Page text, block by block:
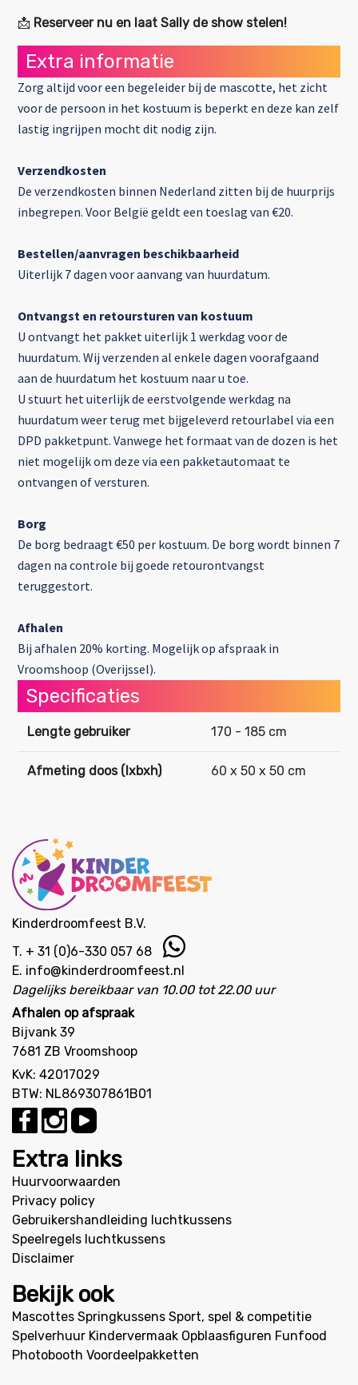
📩 Reserveer nu en laat Sally de show stelen!
Extra informatie
Zorg altijd voor een begeleider bij de mascotte, het zicht
voor de persoon in het kostuum is beperkt en deze kan zelf
lastig ingrijpen mocht dit nodig zijn.
Verzendkosten
De verzendkosten binnen Nederland zitten bij de huurprijs
inbegrepen. Voor België geldt een toeslag van €20.
Bestellen/aanvragen beschikbaarheid
Uiterlijk 7 dagen voor aanvang van huurdatum.
Ontvangst en retoursturen van kostuum
U ontvangt het pakket uiterlijk 1 werkdag voor de
huurdatum. Wij verzenden al enkele dagen voorafgaand
aan de huurdatum het kostuum naar u toe.
U stuurt het uiterlijk de eerstvolgende werkdag na
huurdatum weer terug met bijgeleverd retourlabel via een
DPD pakketpunt. Vanwege het formaat van de dozen is het
niet mogelijk om deze via een pakketautomaat te
ontvangen of versturen.
Borg
De borg bedraagt €50 per kostuum. De borg wordt binnen 7
dagen na controle bij goede retourontvangst
teruggestort.
Afhalen
Bij afhalen 20% korting. Mogelijk op afspraak in
Vroomshoop (Overijssel).
Specificaties
Lengte gebruiker 170 - 185 cm
Afmeting doos (lxbxh) 60 x 50 x 50 cm
Kinderdroomfeest B.V.
T. + 31 (0)6-330 057 68
E. info@kinderdroomfeest.nl
Dagelijks bereikbaar van 10.00 tot 22.00 uur
Afhalen op afspraak
Bijvank 39
7681 ZB Vroomshoop
KvK: 42017029
BTW: NL869307861B01
Extra links
Huurvoorwaarden
Privacy policy
Gebruikershandleiding luchtkussens
Speelregels luchtkussens
Disclaimer
Bekijk ook
Mascottes Springkussens Sport, spel & competitie
Spelverhuur Kindervermaak Opblaasfiguren Funfood
Photobooth Voordeelpakketten